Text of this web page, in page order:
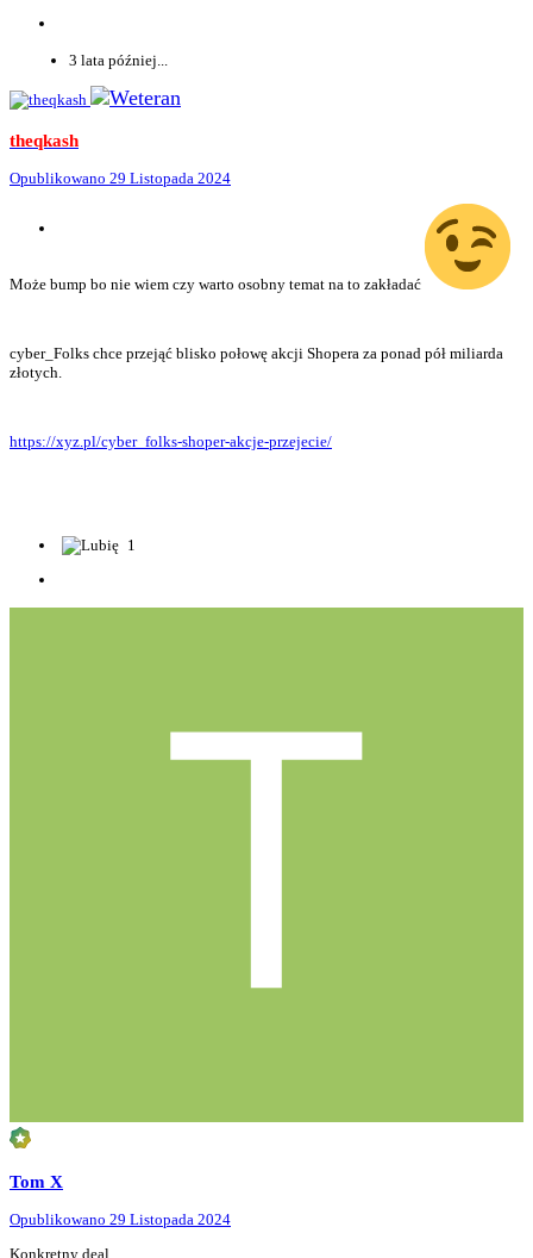
3 lata później...
theqkash
Opublikowano 29 Listopada 2024
Może bump bo nie wiem czy warto osobny temat na to zakładać
cyber_Folks chce przejąć blisko połowę akcji Shopera za ponad pół miliarda
złotych.
https://xyz.pl/cyber_folks-shoper-akcje-przejecie/
1
Tom X
Opublikowano 29 Listopada 2024
Konkretny deal.